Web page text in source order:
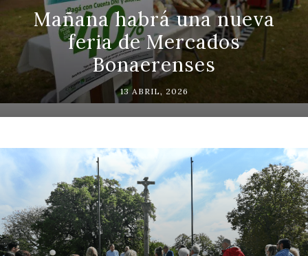
Mañana habrá una nueva
feria de Mercados
Bonaerenses
13 ABRIL, 2026